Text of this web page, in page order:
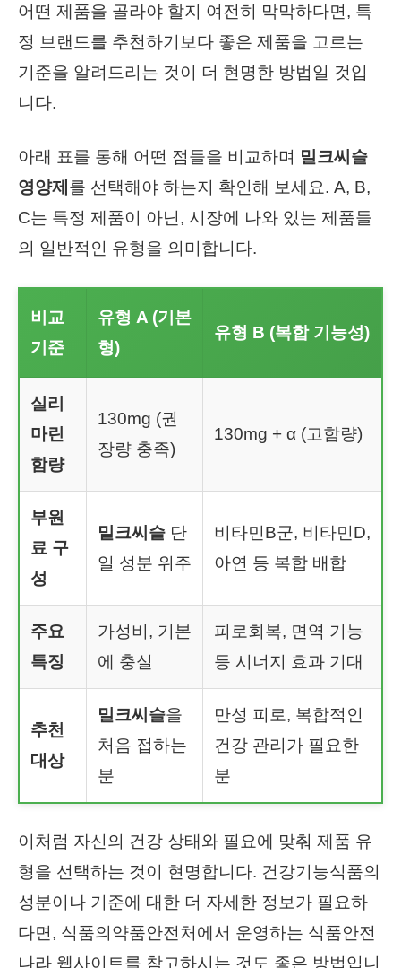
어떤 제품을 골라야 할지 여전히 막막하다면, 특
정 브랜드를 추천하기보다 좋은 제품을 고르는
기준을 알려드리는 것이 더 현명한 방법일 것입
니다.
아래 표를 통해 어떤 점들을 비교하며 밀크씨슬
영양제 를 선택해야 하는지 확인해 보세요. A, B,
C는 특정 제품이 아닌, 시장에 나와 있는 제품들
의 일반적인 유형을 의미합니다.
비교
기준
유형 A (기본
형)
유형 B (복합 기능성)
실리
마린
함량
130mg (권
장량 충족)
130mg + α (고함량)
부원
료 구
성
밀크씨슬 단
일 성분 위주
비타민B군, 비타민D,
아연 등 복합 배합
주요
특징
가성비, 기본
에 충실
피로회복, 면역 기능
등 시너지 효과 기대
추천
대상
밀크씨슬을
처음 접하는
분
만성 피로, 복합적인
건강 관리가 필요한
분
이처럼 자신의 건강 상태와 필요에 맞춰 제품 유
형을 선택하는 것이 현명합니다. 건강기능식품의
성분이나 기준에 대한 더 자세한 정보가 필요하
다면, 식품의약품안전처에서 운영하는 식품안전
나라 웹사이트를 참고하시는 것도 좋은 방법입니